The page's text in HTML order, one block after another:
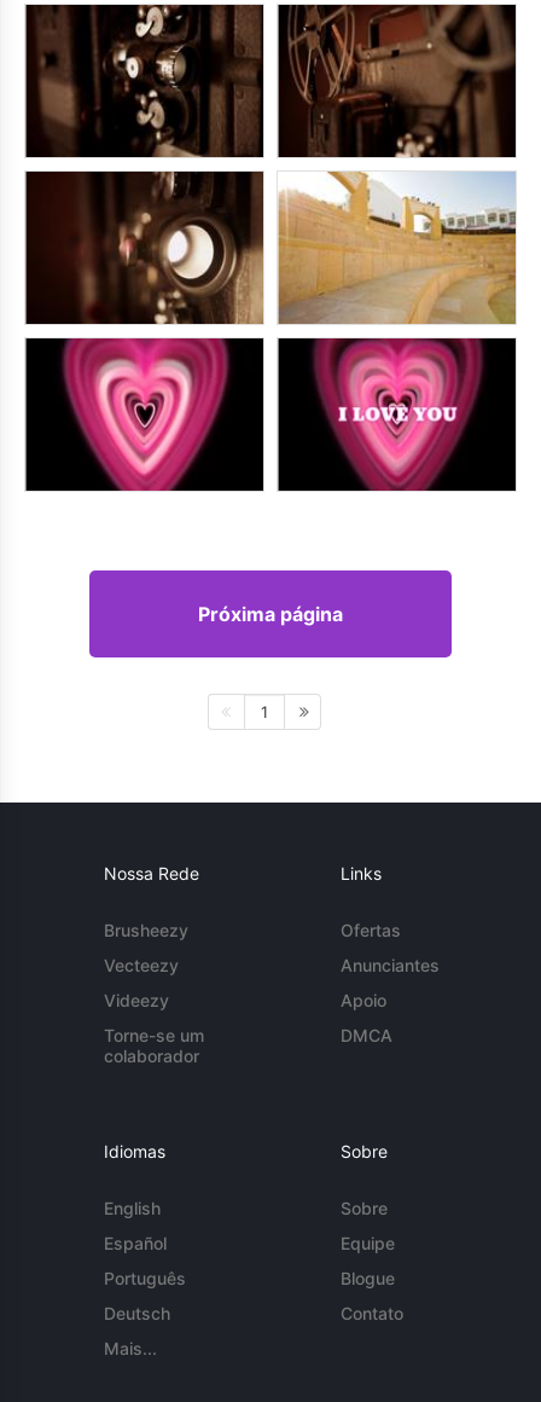
Próxima página
1
Nossa Rede
Brusheezy
Vecteezy
Videezy
Torne-se um
colaborador
Links
Ofertas
Anunciantes
Apoio
DMCA
Idiomas
English
Español
Português
Deutsch
Mais...
Sobre
Sobre
Equipe
Blogue
Contato